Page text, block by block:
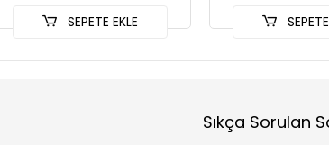
SEPETE EKLE
Sıkça Sorulan